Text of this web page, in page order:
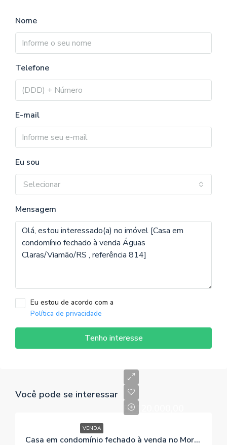
Nome
Telefone
E-mail
Eu sou
Selecionar
Mensagem
Eu estou de acordo com a
Política de privacidade
Tenho interesse
Você pode se interessar
VENDA
R$120.000,00
Casa em condomínio fechado à venda no Morro Grande / Viamão / RS, referência 239